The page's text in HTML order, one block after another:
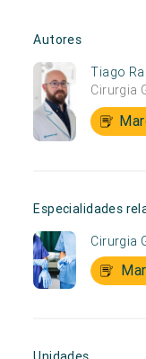
Autores
Tiago
Cirurgia
Especialidades
Cirurgia